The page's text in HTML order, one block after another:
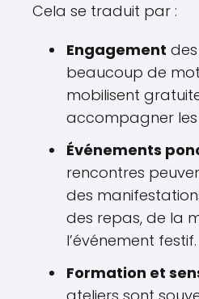
Cela se traduit par :
Engagement
beaucoup de
mobilisent
accompagner les
Événements
rencontres
des
des repas, de la
l’événement festif.
Formation et